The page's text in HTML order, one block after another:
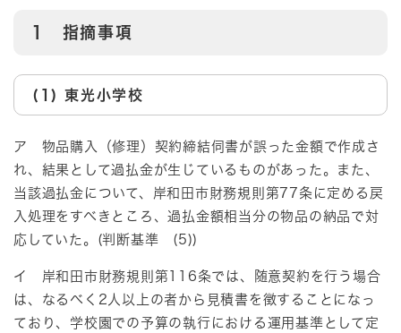
1 指摘事項
(1) 東光小学校
ア 物品購入（修理）契約締結伺書が誤った金額で作成さ
れ、結果として過払金が生じているものがあった。また、
当該過払金について、岸和田市財務規則第77条に定める戻
入処理をすべきところ、過払金額相当分の物品の納品で対
応していた。(判断基準 (5))
イ 岸和田市財務規則第116条では、随意契約を行う場合
は、なるべく2人以上の者から見積書を徴することになっ
ており、学校園での予算の執行における運用基準として定